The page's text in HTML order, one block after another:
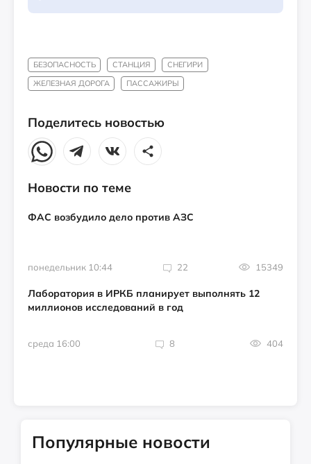
БЕЗОПАСНОСТЬ СТАНЦИЯ
СНЕГИРИ
ЖЕЛЕЗНАЯ ДОРОГА
ПАССАЖИРЫ
Поделитесь новостью
Новости по теме
ФАС возбудило дело против АЗС
понедельник 10:44 22 15349
Лаборатория в ИРКБ планирует выполнять 12
миллионов исследований в год
среда 16:00 8 404
Популярные новости